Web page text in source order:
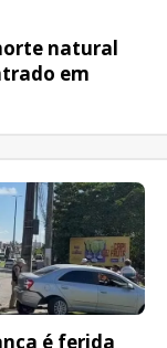
natural
em
é ferida